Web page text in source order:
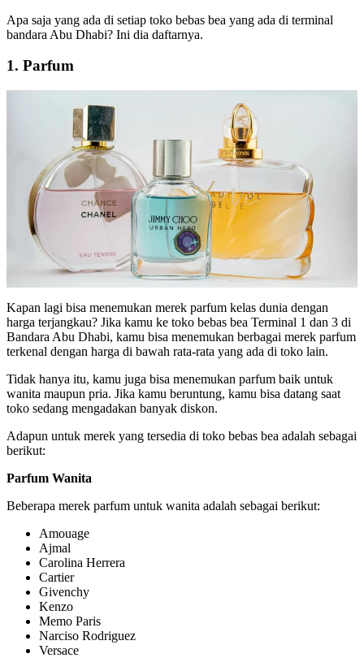
Apa saja yang ada di setiap toko bebas bea yang ada di terminal
bandara Abu Dhabi? Ini dia daftarnya.
1. Parfum
Kapan lagi bisa menemukan merek parfum kelas dunia dengan
harga terjangkau? Jika kamu ke toko bebas bea Terminal 1 dan 3 di
Bandara Abu Dhabi, kamu bisa menemukan berbagai merek parfum
terkenal dengan harga di bawah rata-rata yang ada di toko lain.
Tidak hanya itu, kamu juga bisa menemukan parfum baik untuk
wanita maupun pria. Jika kamu beruntung, kamu bisa datang saat
toko sedang mengadakan banyak diskon.
Adapun untuk merek yang tersedia di toko bebas bea adalah sebagai
berikut:
Parfum Wanita
Beberapa merek parfum untuk wanita adalah sebagai berikut:
Amouage
Ajmal
Carolina Herrera
Cartier
Givenchy
Kenzo
Memo Paris
Narciso Rodriguez
Versace